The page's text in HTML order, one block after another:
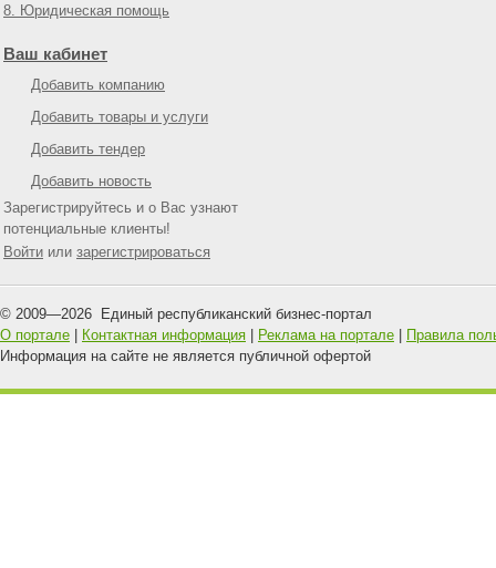
8. Юридическая помощь
Ваш кабинет
Добавить компанию
Добавить товары и услуги
Добавить тендер
Добавить новость
Зарегистрируйтесь и о Вас узнают
потенциальные клиенты!
Войти или зарегистрироваться
© 2009—2026 Единый республиканский бизнес-портал
О портале
Контактная информация Реклама на портале
Правила
Информация на сайте не является публичной офертой